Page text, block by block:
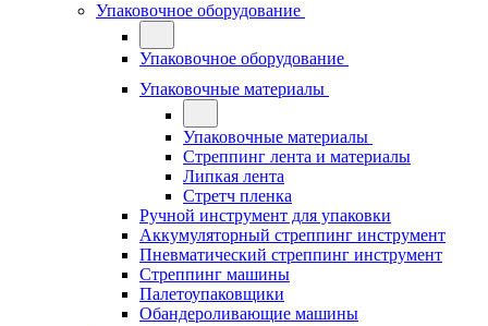
Упаковочное оборудование
Упаковочное оборудование
Упаковочные материалы
Упаковочные материалы
Стреппинг лента и материалы
Липкая лента
Стретч пленка
Ручной инструмент для упаковки
Аккумуляторный стреппинг инструмент
Пневматический стреппинг инструмент
Стреппинг машины
Палетоупаковщики
Обандероливающие машины